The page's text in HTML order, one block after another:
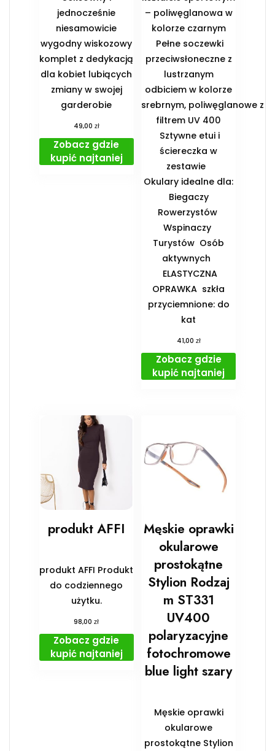
jednocześnie
niesamowicie
wygodny wiskozowy
komplet z dedykacją
dla kobiet lubiących
zmiany w swojej
garderobie
49,00 zł
Zobacz gdzie
kupić najtaniej
– poliwęglanowa w
kolorze czarnym
Pełne soczewki
przeciwsłoneczne z
lustrzanym
odbiciem w kolorze
srebrnym, poliwęglanowe z
filtrem UV 400
Sztywne etui i
ściereczka w
zestawie
️Okulary idealne dla:
️ Biegaczy ️
Rowerzystów ️
Wspinaczy ️
Turystów ️ Osób
aktywnych
️ ELASTYCZNA
OPRAWKA ️ szkła
przyciemnione: do
kat
41,00 zł
Zobacz gdzie
kupić najtaniej
produkt AFFI
produkt AFFI Produkt
do codziennego
użytku.
98,00zł
Zobacz gdzie
kupić najtaniej
Męskie oprawki
okularowe
prostokątne
Stylion Rodzaj
m ST331
UV400
polaryzacyjne
fotochromowe
blue light szary
Męskie oprawki
okularowe
prostokątne Stylion